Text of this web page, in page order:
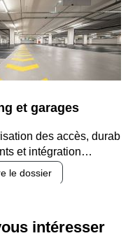
accès, durabilité des
intéresser